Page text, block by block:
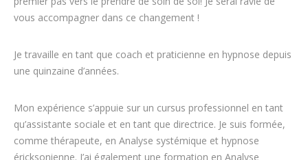
vous accompagner dans ce changement !
Je travaille en tant que coach et praticienne en hypnose depuis
une quinzaine d’années.
Mon expérience s’appuie sur un cursus professionnel en tant
qu’assistante sociale et en tant que directrice. Je suis formée,
comme thérapeute, en Analyse systémique et hypnose
éricksonienne. J’ai également une formation en Analyse